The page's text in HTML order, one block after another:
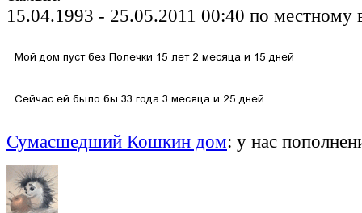
15.04.1993 - 25.05.2011 00:40 по местному
Сумасшедший Кошкин дом: у нас